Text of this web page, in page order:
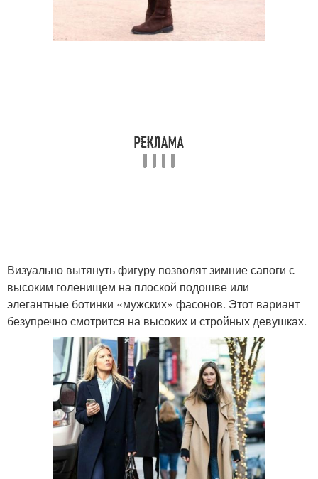
Визуально вытянуть фигуру позволят зимние сапоги с
высоким голенищем на плоской подошве или
элегантные ботинки «мужских» фасонов. Этот вариант
безупречно смотрится на высоких и стройных девушках.